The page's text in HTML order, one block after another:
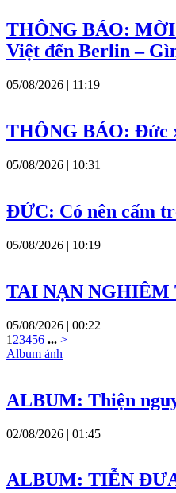
THÔNG BÁO:
Việt đến Berlin –
05/08/2026 | 11:19
THÔNG BÁO: Đức
05/08/2026 | 10:31
ĐỨC: Có nên cấm
05/08/2026 | 10:19
TAI NẠN NGHIÊM
05/08/2026 | 00:22
1 23456 ... >
Album ảnh
ALBUM: Thiện
02/08/2026 | 01:45
ALBUM: TIỄN